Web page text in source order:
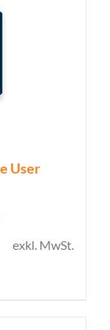
User
exkl. MwSt.